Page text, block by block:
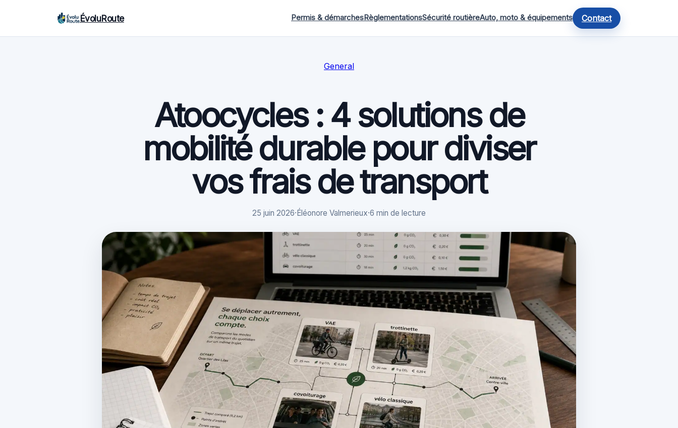
ÉvoluRoute Permis & démarchesRèglementationsSécurité routièreAuto, moto & équipements Contact
General
Atoocycles : 4 solutions de
mobilité durable pour diviser
vos frais de transport
25 juin 2026· Éléonore Valmerieux·6 min de lecture